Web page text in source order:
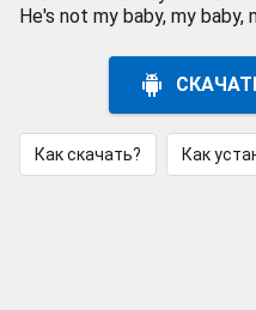
He's not my baby, my baby,
Как скачать? Как